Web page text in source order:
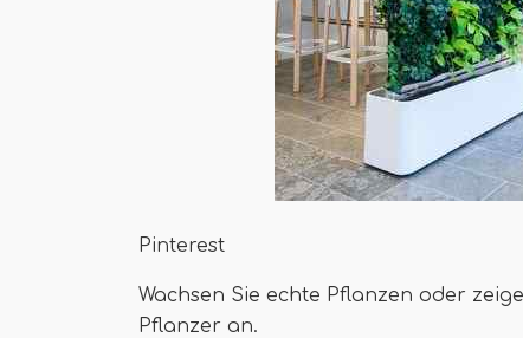
Pinterest
Wachsen Sie echte Pflanzen oder
Pflanzer an.